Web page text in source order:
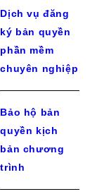
Dịch vụ đăng
ký bản quyền
phần mềm
chuyên nghiệp
Bảo hộ bản
quyền kịch
bản chương
trình